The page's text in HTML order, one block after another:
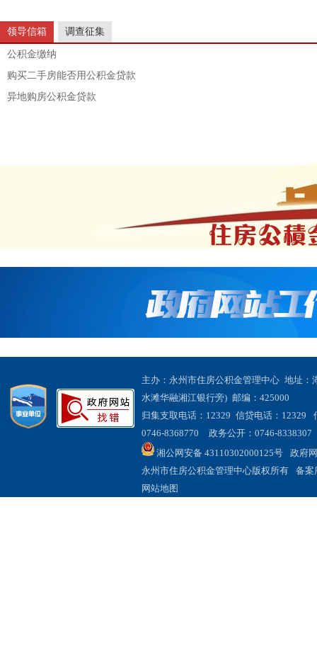
领导信箱 调查征集
公积金缴纳
购买二手房能否用公积金贷款
异地购房公积金贷款
主办：永州市住房公积金管理中心 地址：
水滩华融湘江银行旁) 邮编：425000
归集支取电话：12329 信贷电话：12329
0746-8368770 政务公开：0746-8338307
湘公网安备 43110302000125号
政府
永州市住房公积金管理中心版权所有 备案
网站地图